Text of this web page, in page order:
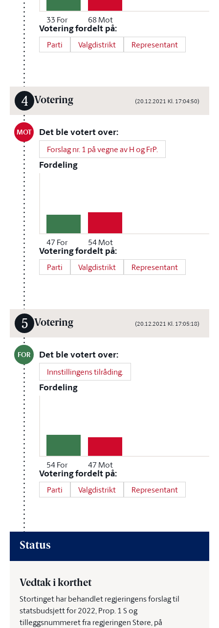
33 For 68 Mot
Votering fordelt på:
Parti Valgdistrikt Representant
4 Votering (20.12.2021 Kl. 17:04:50)
MOT Det ble votert over:
Forslag nr. 1 på vegne av H og FrP.
Fordeling
47 For 54Mot
Votering fordelt på:
Parti Valgdistrikt Representant
5 Votering (20.12.2021 Kl. 17:05:18)
FOR Det ble votert over:
Innstillingens tilråding.
Fordeling
54For 47 Mot
Votering fordelt på:
Parti Valgdistrikt Representant
Status
Vedtak i korthet
Stortinget har behandlet regjeringens forslag til
statsbudsjett for 2022, Prop. 1 S og
tilleggsnummeret fra regjeringen Støre, på